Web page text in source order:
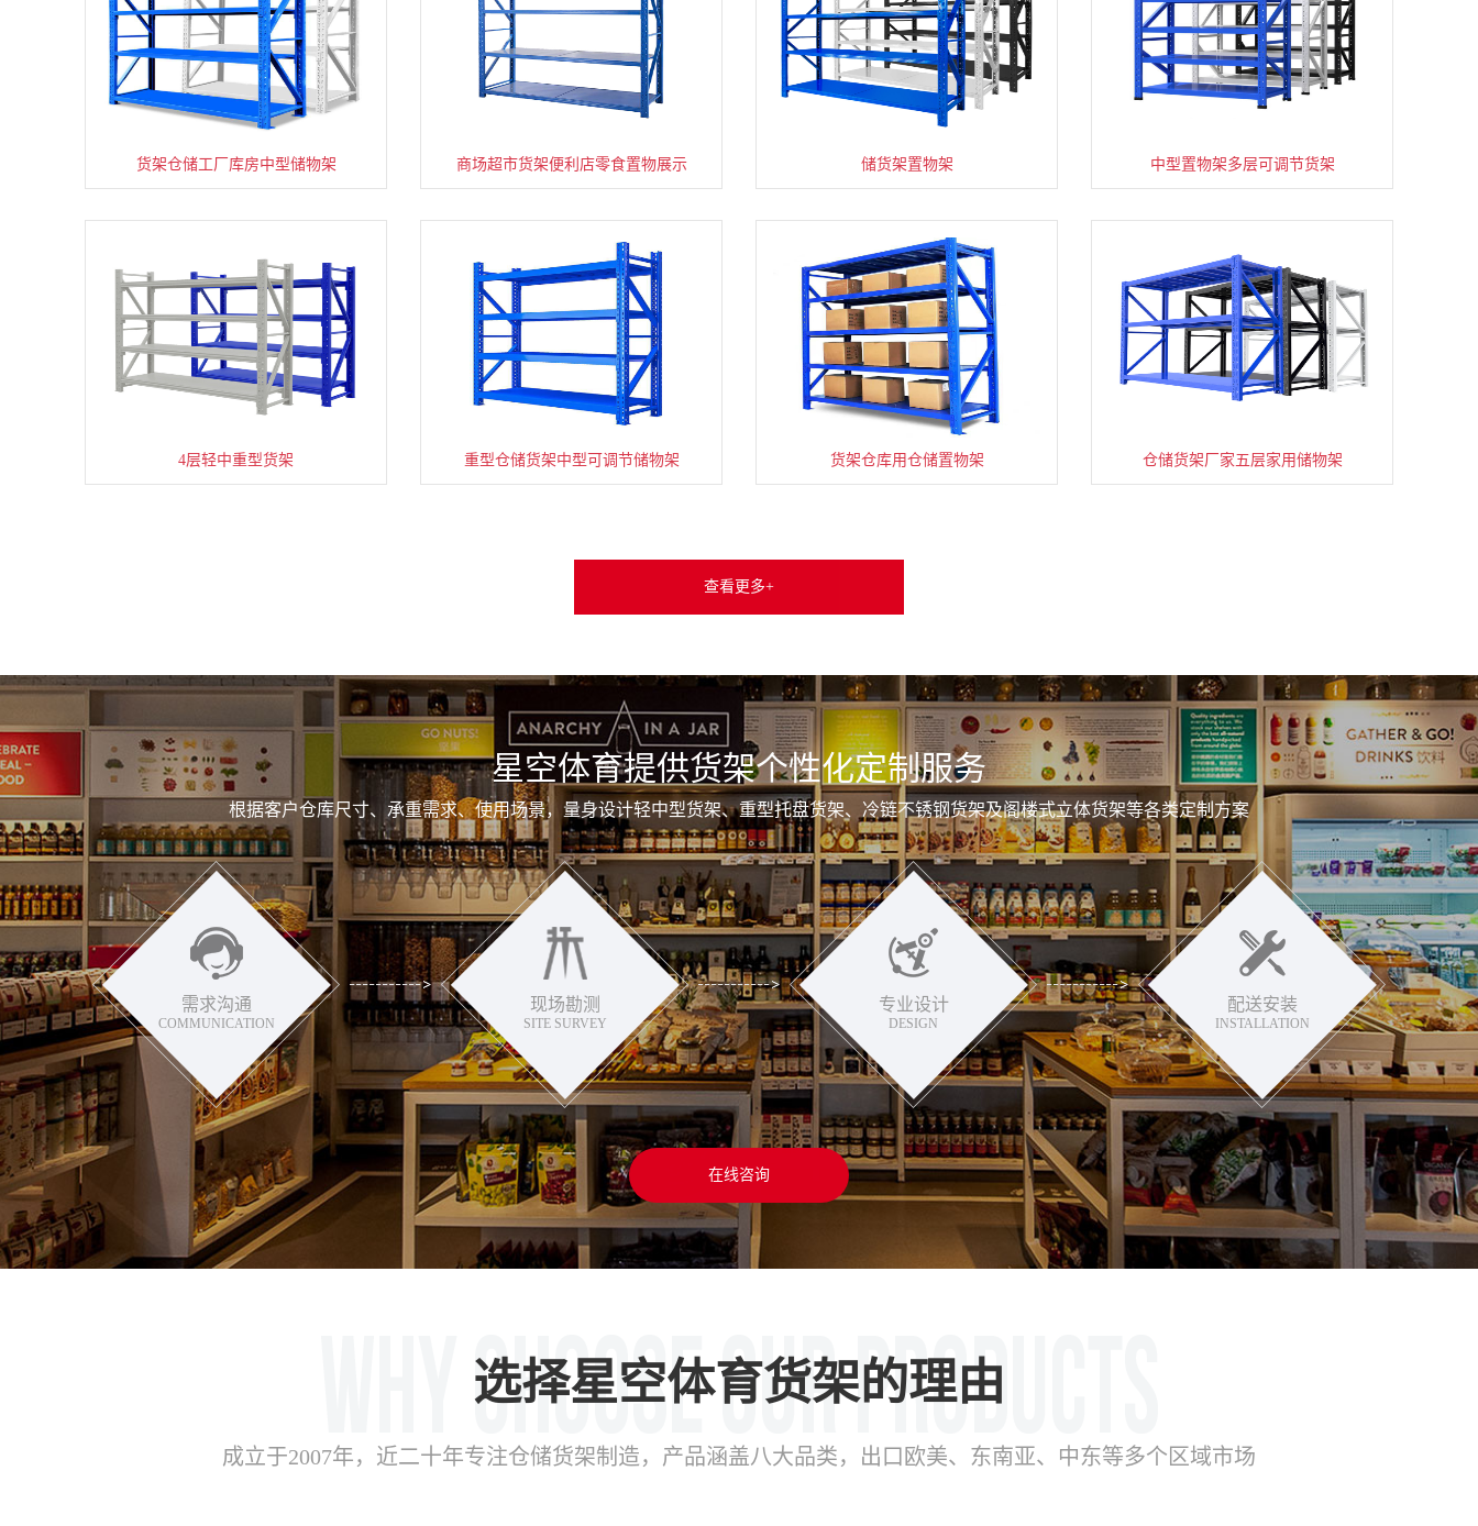
货架仓储工厂库房中型储物架 商场超市货架便利店零食置物展示 储货架置物架 中型置物架多层可调节货架
4层轻中重型货架 重型仓储货架中型可调节储物架 货架仓库用仓储置物架 仓储货架厂家五层家用储物架
家用货架置物架多层阳台收纳 速装货架多层置物架 超市零食储物架快递货物架 货架仓库用仓储置物架四层展示架
查看更多+
星空体育提供货架个性化定制服务
根据客户仓库尺寸、承重需求、使用场景，量身设计轻中型货架、重型托盘货架、冷链不锈钢货架及阁楼式立体货架等各类定制方案
需求沟通
COMMUNICATION
现场勘测
SITE SURVEY
专业设计
DESIGN
配送安装
INSTALLATION
在线咨询
选择星空体育货架的理由
成立于2007年，近二十年专注仓储货架制造，产品涵盖八大品类，出口欧美、东南亚、中东等多个区域市场